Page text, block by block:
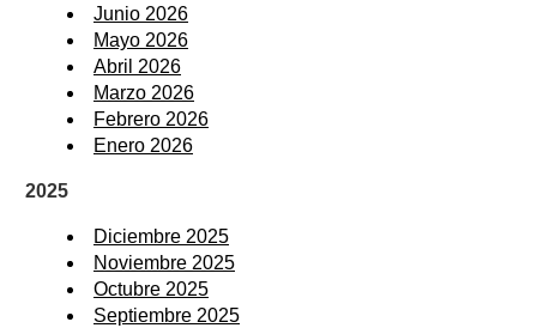
Junio 2026
Mayo 2026
Abril 2026
Marzo 2026
Febrero 2026
Enero 2026
2025
Diciembre 2025
Noviembre 2025
Octubre 2025
Septiembre 2025